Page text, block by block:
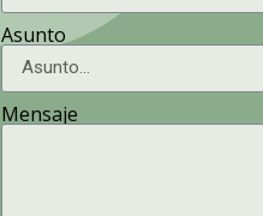
Asunto
Mensaje